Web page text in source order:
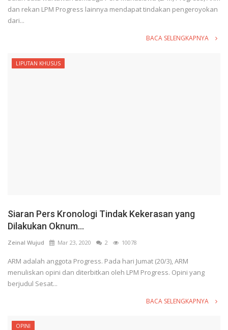
dan rekan LPM Progress lainnya mendapat tindakan pengeroyokan
dari...
BACA SELENGKAPNYA
LIPUTAN KHUSUS
Siaran Pers Kronologi Tindak Kekerasan yang
Dilakukan Oknum...
Zeinal Wujud Mar 23, 2020 2 10078
ARM adalah anggota Progress. Pada hari Jumat (20/3), ARM
menuliskan opini dan diterbitkan oleh LPM Progress. Opini yang
berjudul Sesat...
BACA SELENGKAPNYA
OPINI